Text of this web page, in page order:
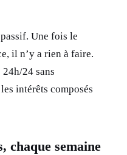
Une fois le
il n’y a rien à faire.
24 sans
intérêts composés
chaque semaine